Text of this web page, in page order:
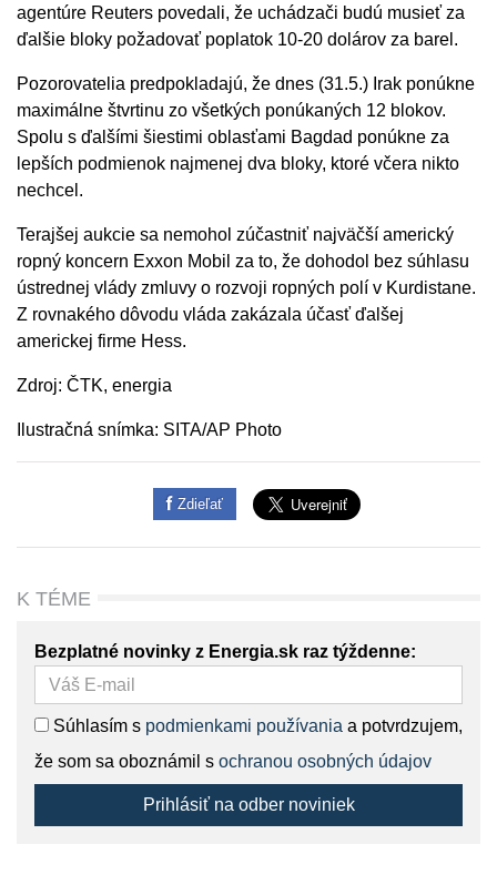
agentúre Reuters povedali, že uchádzači budú musieť za
ďalšie bloky požadovať poplatok 10-20 dolárov za barel.
Pozorovatelia predpokladajú, že dnes (31.5.) Irak ponúkne
maximálne štvrtinu zo všetkých ponúkaných 12 blokov.
Spolu s ďalšími šiestimi oblasťami Bagdad ponúkne za
lepších podmienok najmenej dva bloky, ktoré včera nikto
nechcel.
Terajšej aukcie sa nemohol zúčastniť najväčší americký
ropný koncern Exxon Mobil za to, že dohodol bez súhlasu
ústrednej vlády zmluvy o rozvoji ropných polí v Kurdistane.
Z rovnakého dôvodu vláda zakázala účasť ďalšej
americkej firme Hess.
Zdroj: ČTK, energia
Ilustračná snímka: SITA/AP Photo
Zdieľať
K TÉME
Bezplatné novinky z Energia.sk raz týždenne:
Súhlasím s podmienkami používania a potvrdzujem,
že som sa oboznámil s ochranou osobných údajov
Prihlásiť na odber noviniek